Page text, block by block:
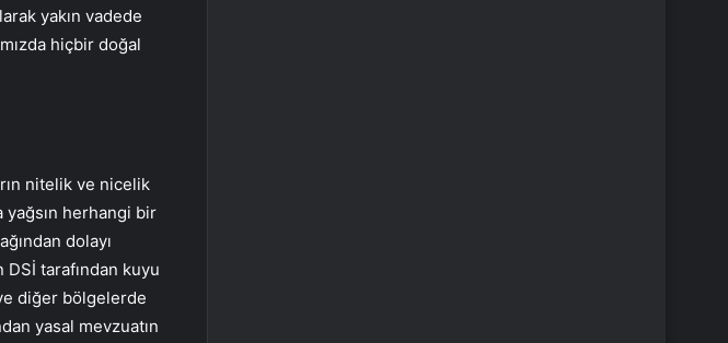
yakın vadede
hiçbir doğal
nitelik ve nicelik
herhangi bir
dolayı
tarafından kuyu
diğer bölgelerde
yasal mevzuatın